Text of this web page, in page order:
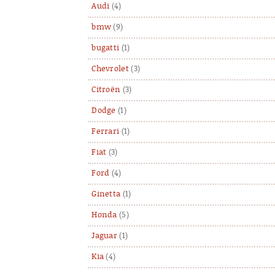
Audi (4)
bmw (9)
bugatti (1)
Chevrolet(3)
Citroën (3)
Dodge (1)
Ferrari (1)
Fiat (3)
Ford (4)
Ginetta (1)
Honda (5)
Jaguar (1)
Kia (4)